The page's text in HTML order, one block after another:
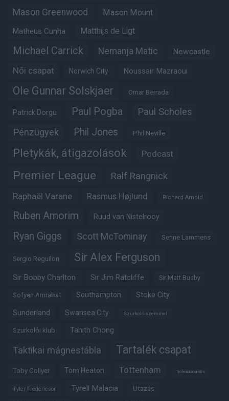
Mason Greenwood Mason Mount
Matheus Cunha Matthijs de Ligt
Michael Carrick Nemanja Matic Newcastle
Női csapat Norwich City Noussair Mazraoui
Ole Gunnar Solskjaer Omar Berrada
Patrick Dorgu Paul Pogba Paul Scholes
Pénzügyek Phil Jones Phil Neville
Pletykák, átigazolások Podcast
Premier League Ralf Rangnick
Raphaël Varane Rasmus Højlund Richard Arnold
Ruben Amorim Ruud van Nistelrooy
Ryan Giggs Scott McTominay Senne Lammens
Sergio Reguilon Sir Alex Ferguson
Sir Bobby Charlton Sir Jim Ratcliffe Sir Matt Busby
Sofyan Amrabat Southampton Stoke City
Sunderland Swansea City Szurkoló szemmel
Szurkolói klub Tahith Chong
Taktikai mágnestábla Tartalék csapat
Toby Collyer Tom Heaton Tottenham Trófeabibliográfia
Tyler Fredericson Tyrell Malacia Utazás